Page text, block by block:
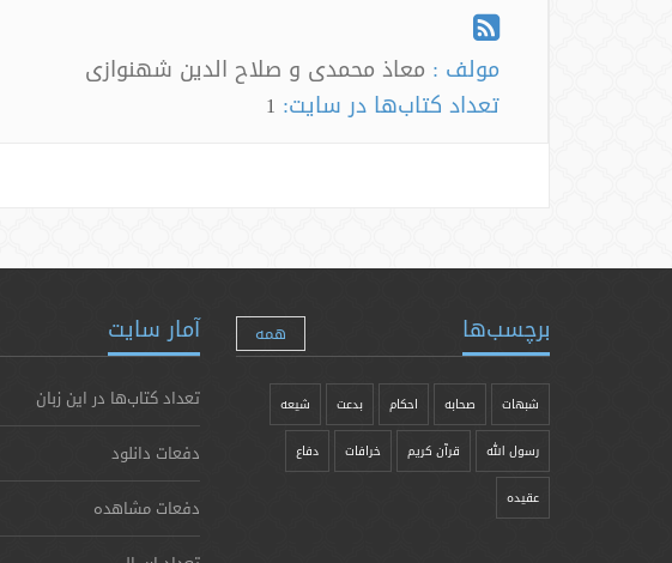
مولف : معاذ محمدی و صلاح الدین شهنوازی
تعداد کتاب‌ها در سایت: 1
برچسب‌ها همه
شبهات صحابه احکام بدعت شیعه
رسول الله قرآن کریم خرافات دفاع
عقیده
آمار سایت
تعداد کتاب‌ها در این زبان
دفعات دانلود
دفعات مشاهده